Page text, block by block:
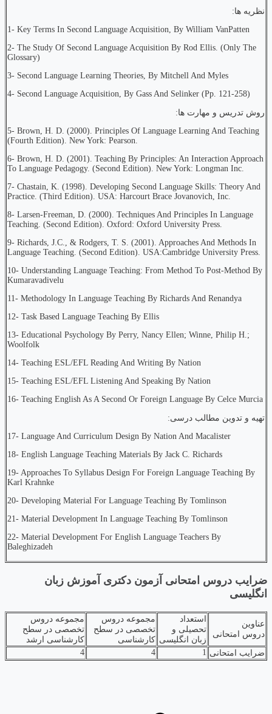
نظریه ها:
1- Key Terms In Second Language Acquisition, By William VanPatten
2- The Study Of Second Language Acquisition By Rod Ellis. (Only The
Glossary)
3- Second Language Learning Theories, By Mitchell And Myles
4- Second Language Acquisition, By Gass And Selinker (Pp. 121-258)
روش تدريس و مهارت ها:
5- Brown, H. D. (2000). Principles Of Language Learning And Teaching
(Fourth Edition). New York: Pearson.
6- Brown, H. D. (2001). Teaching By Principles: An Interaction Approach
To Language Pedagogy. (Second Edition). New York: Longman Inc.
7- Chastain, K. (1998). Developing Second Language Skills: Theory And
Practice. (Third Edition). USA: Harcourt Brace Jovanovich, Inc.
8- Larsen-Freeman, D. (2000). Techniques And Principles In Language
Teaching. (Second Edition). Oxford: Oxford University Press.
9- Richards, J.C., & Rodgers, T. S. (2001). Approaches And Methods In
Language Teaching. (Second Edition). USA:Cambridge University Press.
10- Understanding Language Teaching: From Method To Post-Method By
Kumaravadivelu
11- Methodology In Language Teaching By Richards And Renandya
12- Task Based Language Teaching By Ellis
13- Educational Psychology By Perry, Nancy Ellen; Winne, Philip H.;
Woolfolk
14- Teaching ESL/EFL Reading And Writing By Nation
15- Teaching ESL/EFL Listening And Speaking By Nation
16- Teaching English As A Second Or Foreign Language By Celce Murcia
تهیه و تدوین مطالب درسی:
17- Language And Curriculum Design By Nation And Macalister
18- English Language Teaching Materials By Jack C. Richards
19- Approaches To Syllabus Design For Foreign Language Teaching By
Karl Krahnke
20- Developing Material For Language Teaching By Tomlinson
21- Material Development In Language Teaching By Tomlinson
22- Material Development For English Language Teachers By
Baleghizadeh
ضرایب دروس امتحانی آزمون دکتری آموزش زبان
انگلیسی
عناوین
دروس امتحانی
استعداد
تحصیلی و
زبان انگلیسی
مجموعه دروس
تخصصی در سطح
کارشناسی
مجموعه دروس
تخصصی در سطح
کارشناسی ارشد
ضرایب امتحانی 1
4
4